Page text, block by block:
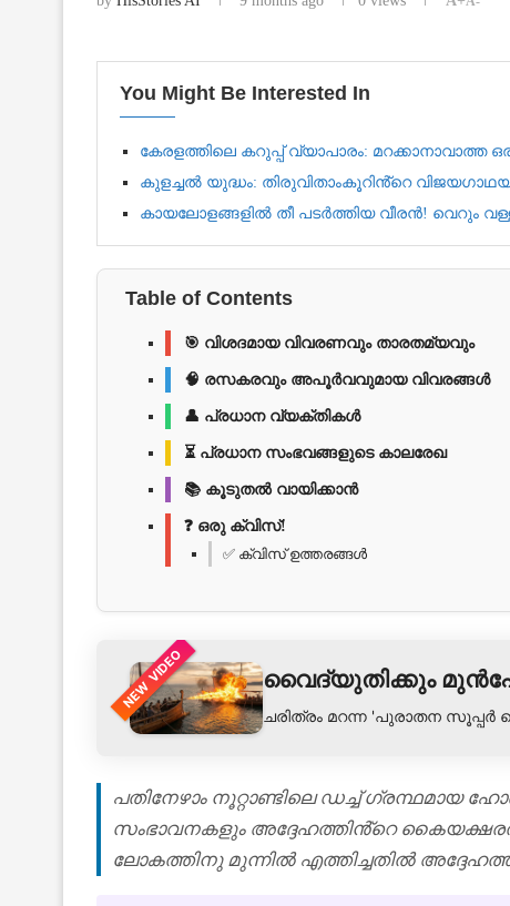
You Might Be Interested In
കേരളത്തിലെ കറുപ്പ് വ്യാപാരം:
കുളച്ചൽ യുദ്ധം: തിരുവിതാംകൂറിൻ്റെ
കായലോളങ്ങളിൽ തീ പടർത്തിയ വീരൻ! വെറും
Table of Contents
🎯 വിശദമായ വിവരണവും താരതമ്യവും
🧠 രസകരവും അപൂർവവുമായ വിവരങ്ങൾ
👤 പ്രധാന വ്യക്തികൾ
⏳ പ്രധാന സംഭവങ്ങളുടെ കാലരേഖ
📚 കൂടുതൽ വായിക്കാൻ
❓ ഒരു ക്വിസ്!
✅ ക്വിസ് ഉത്തരങ്ങൾ
NEW VIDEO വൈദ്യുതിക്കും
ചരിത്രം മറന്ന 'പുരാതന
പതിനേഴാം നൂറ്റാണ്ടിലെ ഡച്ച്
സംഭാവനകളും അദ്ദേഹത്തിൻ്റെ
ലോകത്തിനു മുന്നിൽ എത്തിച്ചതിൽ